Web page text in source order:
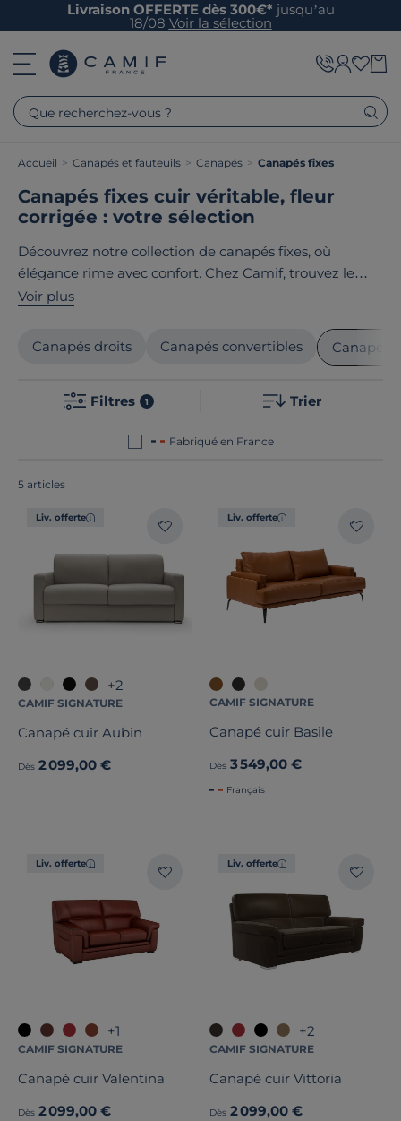
Livraison OFFERTE dès 300€* jusqu’au
18/08 Voir la sélection
Que recherchez-vous ?
Accueil > Canapés et fauteuils > Canapés > Canapés fixes
Canapés fixes cuir véritable, fleur
corrigée : votre sélection
Découvrez notre collection de canapés fixes, où
élégance rime avec confort. Chez Camif, trouvez le
canapé qui s'intègre parfaitement à votre intérieur,
modèle est conçu avec soin, mettant en avant des
matériaux de haute qualité pour un design
sont tousfabriqués en France ou en Europe!
Voir plus
Canapés droits Canapés convertibles Canapés
Filtres 1 Trier
Fabriqué en France
5 articles
Liv. offerte
+2
CAMIF SIGNATURE
Canapé cuir Aubin
Dès 2 099,00 €
Liv. offerte
CAMIF SIGNATURE
Canapé cuir Basile
Dès 3 549,00 €
Français
Liv. offerte
+1
CAMIF SIGNATURE
Canapé cuir Valentina
Dès 2 099,00 €
Liv. offerte
+2
CAMIF SIGNATURE
Canapé cuir Vittoria
Dès 2 099,00 €
Nombre de places
Convertible
Profondeur
Marque
Note des clients